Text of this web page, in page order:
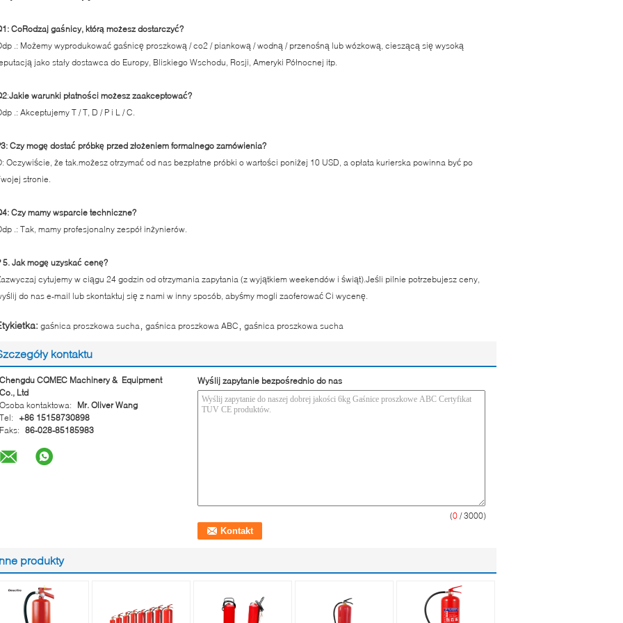
: CoRodzaj gaśnicy, którą możesz dostarczyć?
.: Możemy wyprodukować gaśnicę proszkową / co2 / piankową / wodną / przenośną lub wózkową, cieszącą się wysoką
jako stały dostawca do Europy, Bliskiego Wschodu, Rosji, Ameryki Północnej itp.
2:Jakie warunki płatności możesz zaakceptować?
.: Akceptujemy T / T, D / P i L / C.
Czy mogę dostać próbkę przed złożeniem formalnego zamówienia?
Oczywiście, że tak.możesz otrzymać od nas bezpłatne próbki o wartości poniżej 10 USD, a opłata kurierska powinna być po
stronie.
4: Czy mamy wsparcie techniczne?
.: Tak, mamy profesjonalny zespół inżynierów.
5. Jak mogę uzyskać cenę?
cytujemy w ciągu 24 godzin od otrzymania zapytania (z wyjątkiem weekendów i świąt).Jeśli pilnie potrzebujesz ceny,
do nas e-mail lub skontaktuj się z nami w inny sposób, abyśmy mogli zaoferować Ci wycenę.
gaśnica proszkowa sucha gaśnica proszkowa ABC gaśnica proszkowa sucha
kontaktu
Chengdu CQMEC Machinery & Equipment
Co., Ltd
Osoba kontaktowa:
Mr. Oliver Wang
Tel:
+86 15158730898
Faks: 86-028-85185983
Wyślij zapytanie bezpośrednio do nas
(0 / 3000)
produkty